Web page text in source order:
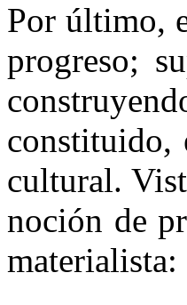
Por último,
progreso;
constituido,
cultural.
noción de
materialista: